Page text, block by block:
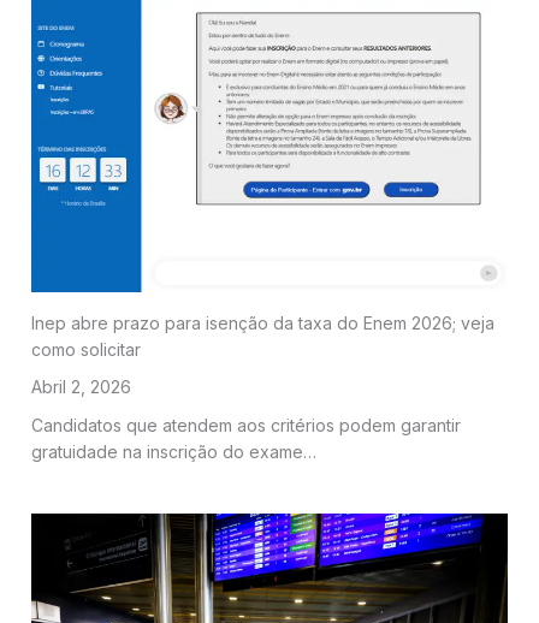
Inep abre prazo para isenção da taxa do Enem 2026; veja
como solicitar
Abril 2, 2026
Candidatos que atendem aos critérios podem garantir
gratuidade na inscrição do exame…